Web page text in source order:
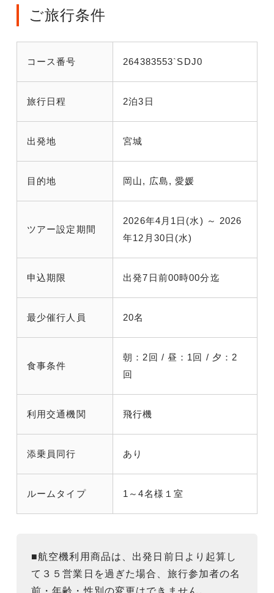
ご旅行条件
コース番号 264383553`SDJ0
旅行日程 2泊3日
出発地 宮城
目的地 岡山, 広島, 愛媛
ツアー設定期間
2026年4月1日(水) ～ 2026
年12月30日(水)
申込期限 出発7日前00時00分迄
最少催行人員 20名
食事条件
朝：2回 / 昼：1回 / 夕：2
回
利用交通機関 飛行機
添乗員同行 あり
ルームタイプ 1～4名様１室
■航空機利用商品は、出発日前日より起算し
て３５営業日を過ぎた場合、旅行参加者の名
前・年齢・性別の変更はできません。